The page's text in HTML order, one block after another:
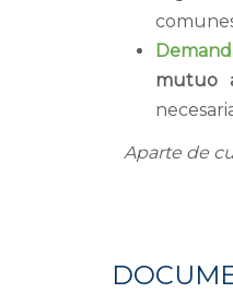
mutuo
Aparte de